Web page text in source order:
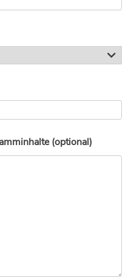
(optional)